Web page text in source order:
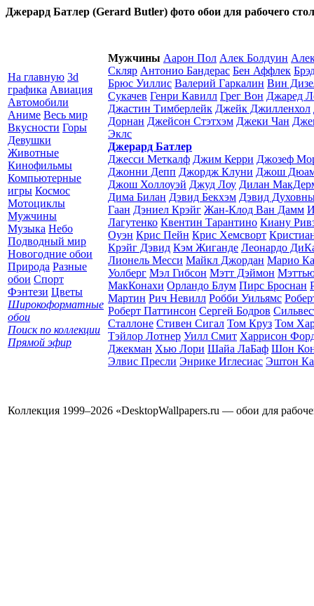
Джерард Батлер (Gerard Butler) фото обои для рабочего
На главную 3d
графика Авиация
Автомобили
Аниме Весь мир
Вкусности Горы
Девушки
Животные
Кинофильмы
Компьютерные
игры Космос
Мотоциклы
Мужчины
Музыка Небо
Подводный мир
Новогодние обои
Природа Разные
обои Спорт
Фэнтези Цветы
Широкоформатные
обои
Поиск по коллекции
Прямой эфир
Мужчины Аарон Пол Алек Болдуин
Скляр Антонио Бандерас Бен Аффлек
Брюс Уиллис Валерий Гаркалин Вин
Сукачев Генри Кавилл Грег Вон Джаред
Джастин Тимберлейк Джейк Джилленхол
Дорнан Джейсон Стэтхэм Джеки Чан
Эклс
Джерард Батлер
Джесси Меткалф Джим Керри Джозеф
Джонни Депп Джордж Клуни Джош
Джош Холлоуэй Джуд Лоу Дилан
Дима Билан Дэвид Бекхэм Дэвид
Гаан Дэниел Крэйг Жан-Клод Ван Дамм
Лагутенко Квентин Тарантино Киану
Оуэн Крис Пейн Крис Хемсворт
Крэйг Дэвид Кэм Жиганде Леонардо
Лионель Месси Майкл Джордан Марио
Уолберг Мэл Гибсон Мэтт Дэймон
МакКонахи Орландо Блум Пирс Броснан
Мартин Рич Невилл Робби Уильямс
Роберт Паттинсон Сергей Бодров
Сталлоне Стивен Сигал Том Круз Том
Тэйлор Лотнер Уилл Смит Харрисон
Джекман Хью Лори Шайа ЛаБаф Шон
Элвис Пресли Энрике Иглесиас Эштон
Коллекция 1999–2026 «DesktopWallpapers.ru — обои для